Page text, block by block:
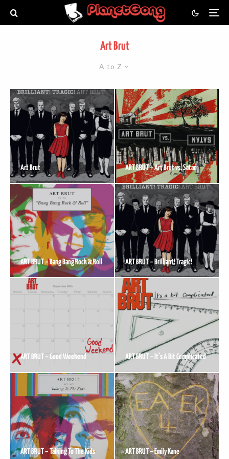
Art Brut
A to Z
Art Brut ART BRUT – Art Brut vs. Satan
ART BRUT – Bang Bang Rock & Roll ART BRUT – Brilliant! Tragic!
ART BRUT – Good Weekend ART BRUT – It’s A Bit Complicated
ART BRUT – Talking To The Kids ART BRUT – Emily Kane